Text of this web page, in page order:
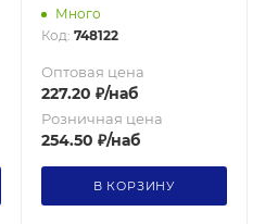
500 мл / 7278 /уп 100/*
Много
Код: 748122
Оптовая цена
227.20 ₽/наб
Розничная цена
254.50 ₽/наб
В КОРЗИНУ